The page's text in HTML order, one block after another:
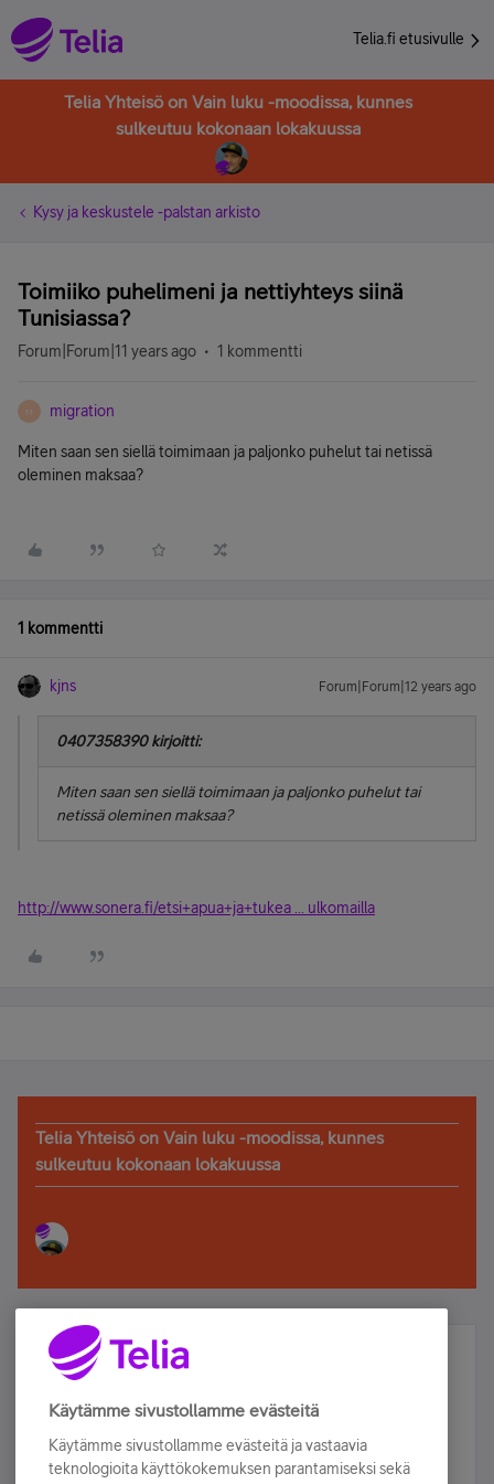
Telia.fi etusivulle
Telia Yhteisö on Vain luku -moodissa, kunnes
sulkeutuu kokonaan lokakuussa
Kysy ja keskustele -palstan arkisto
Toimiiko puhelimeni ja nettiyhteys siinä
Tunisiassa?
Forum|Forum|11 years ago 1 kommentti
M migration
Miten saan sen siellä toimimaan ja paljonko puhelut tai netissä
oleminen maksaa?
1 kommentti
kjns Forum|Forum|12 years ago
0407358390 kirjoitti:
Miten saan sen siellä toimimaan ja paljonko puhelut tai
netissä oleminen maksaa?
http://www.sonera.fi/etsi+apua+ja+tukea ... ulkomailla
Telia Yhteisö on Vain luku -moodissa, kunnes
sulkeutuu kokonaan lokakuussa
Älä jää paitsi – osallistu ja voita!
Tilaa Telian uutiskirje ja olet mukana arvonnassa.
sähköpostiisi.
Käytämme sivustollamme evästeitä
Käytämme sivustollamme evästeitä ja vastaavia
teknologioita käyttökokemuksen parantamiseksi sekä